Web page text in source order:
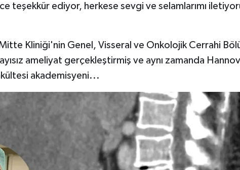
teşekkür ediyor, herkese sevgi ve selamlarımı
Mitte Kliniği'nin Genel, Visseral ve Onkolojik Cerrahi
ameliyat gerçekleştirmiş ve aynı zamanda
akademisyeni...